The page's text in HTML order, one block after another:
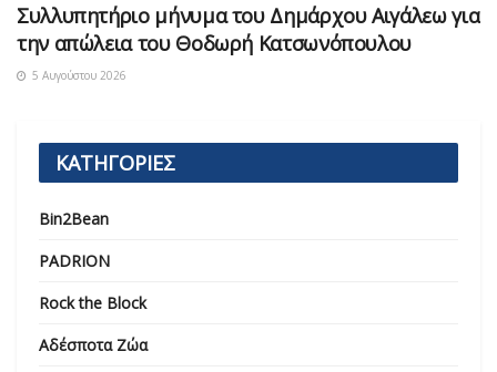
Συλλυπητήριο μήνυμα του Δημάρχου Αιγάλεω για
την απώλεια του Θοδωρή Κατσωνόπουλου
5 Αυγούστου 2026
ΚΑΤΗΓΟΡΙΕΣ
Bin2Bean
PADRION
Rock the Block
Αδέσποτα Ζώα